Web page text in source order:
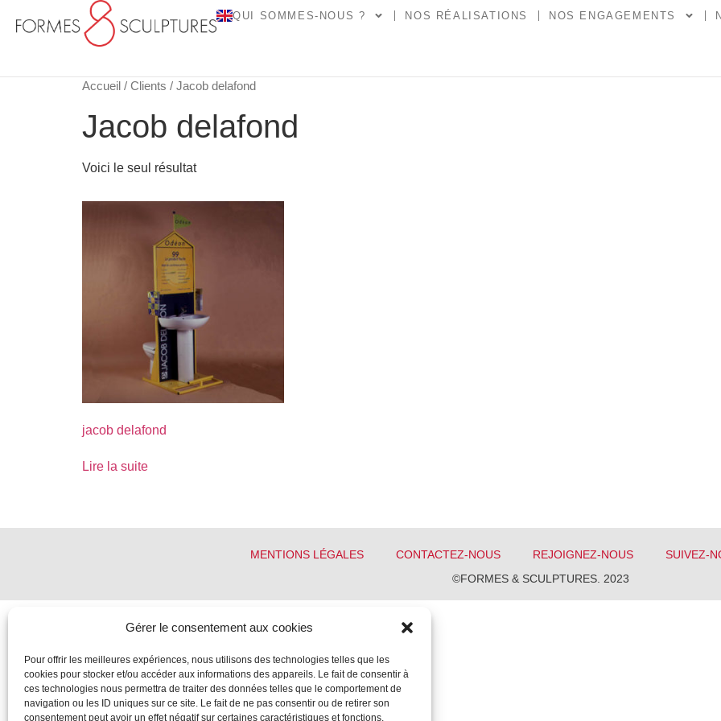
Gérer le consentement aux cookies
Pour offrir les meilleures expériences, nous utilisons des technologies telles que les
cookies pour stocker et/ou accéder aux informations des appareils. Le fait de consentir à
ces technologies nous permettra de traiter des données telles que le comportement de
navigation ou les ID uniques sur ce site. Le fait de ne pas consentir ou de retirer son
consentement peut avoir un effet négatif sur certaines caractéristiques et fonctions.
QUI SOMMES-NOUS ? NOS RÉALISATIONS NOS ENGAGEMENTS
Accueil / Clients / Jacob delafond
Jacob delafond
Voici le seul résultat
jacob delafond
Lire la suite
MENTIONS LÉGALES CONTACTEZ-NOUS REJOIGNEZ-NOUS
SUIVEZ-
©FORMES & SCULPTURES. 2023